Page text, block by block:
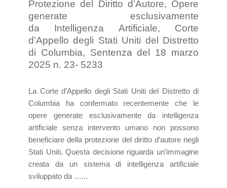
Protezione del Diritto d’Autore, Opere
generate esclusivamente
da Intelligenza Artificiale, Corte
d’Appello degli Stati Uniti del Distretto
di Columbia, Sentenza del 18 marzo
2025 n. 23- 5233
La Corte d’Appello degli Stati Uniti del Distretto di
Columbia ha confermato recentemente che le
opere generate esclusivamente da intelligenza
artificiale senza intervento umano non possono
beneficiare della protezione del diritto d’autore negli
Stati Uniti. Questa decisione riguarda un’immagine
creata da un sistema di intelligenza artificiale
sviluppato da …...